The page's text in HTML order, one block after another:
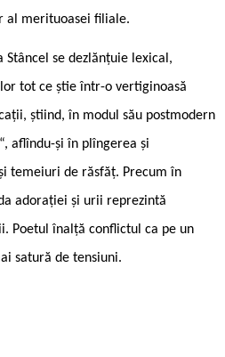
al merituoasei filiale.
se dezlănțuie lexical,
tot ce știe într-o vertiginoasă
știind, în modul său postmodern
aflîndu-și în plîngerea și
temeiuri de răsfăț. Precum în
adorației și urii reprezintă
Poetul înalță conflictul ca pe un
satură de tensiuni.